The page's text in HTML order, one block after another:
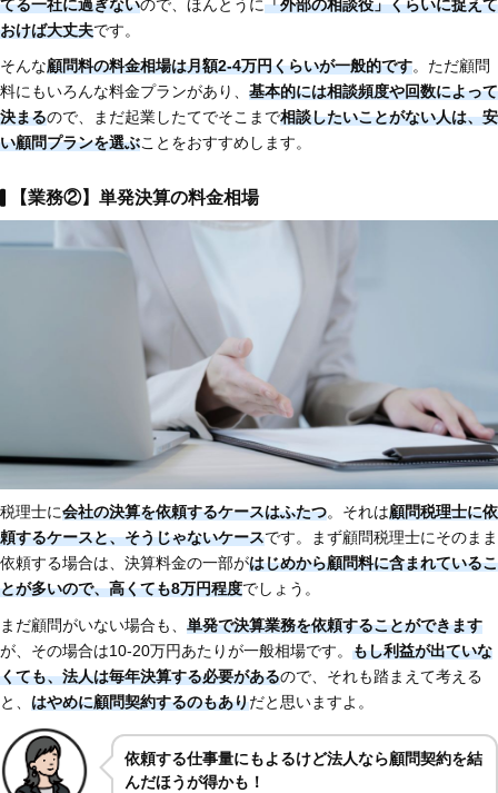
てる一社に過ぎないので、ほんとうに「外部の相談役」くらいに捉えて
おけば大丈夫です。
そんな顧問料の料金相場は月額2-4万円くらいが一般的です。ただ顧問
料にもいろんな料金プランがあり、 基本的には相談頻度や回数によって
決まるので、まだ起業したてでそこまで相談したいことがない人は、安
い顧問プランを選ぶことをおすすめします。
【業務②】単発決算の料金相場
税理士に会社の決算を依頼するケースはふたつ。それは顧問税理士に依
頼するケースと、そうじゃないケースです。まず顧問税理士にそのまま
依頼する場合は、決算料金の一部がはじめから顧問料に含まれているこ
とが多いので、高くても8万円程度でしょう。
まだ顧問がいない場合も、 単発で決算業務を依頼することができます
が、その場合は10-20万円あたりが一般相場です。 もし利益が出ていな
くても、法人は毎年決算する必要があるので、それも踏まえて考える
と、 はやめに顧問契約するのもありだと思いますよ。
依頼する仕事量にもよるけど法人なら顧問契約を結
んだほうが得かも！